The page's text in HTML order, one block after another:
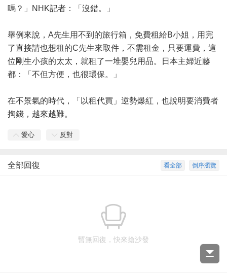
嗎？」NHK記者：「沒錯。」
舉例來說，A先生用不到的旅行箱，免費租給B小姐，用完
了直接請也想租的C先生來取件，不需租金，只要運費，這
位剛生小孩的太太，就租了一堆嬰兒用品。日本主婦近藤
都：「不但方便，也很環保。」
在不景氣的時代，「以租代買」逆勢爆紅，也說明要消費者
掏錢，越來越難。
愛心 反對
倒序瀏覽
看全部
全部回復
暫無回復，快來搶沙發